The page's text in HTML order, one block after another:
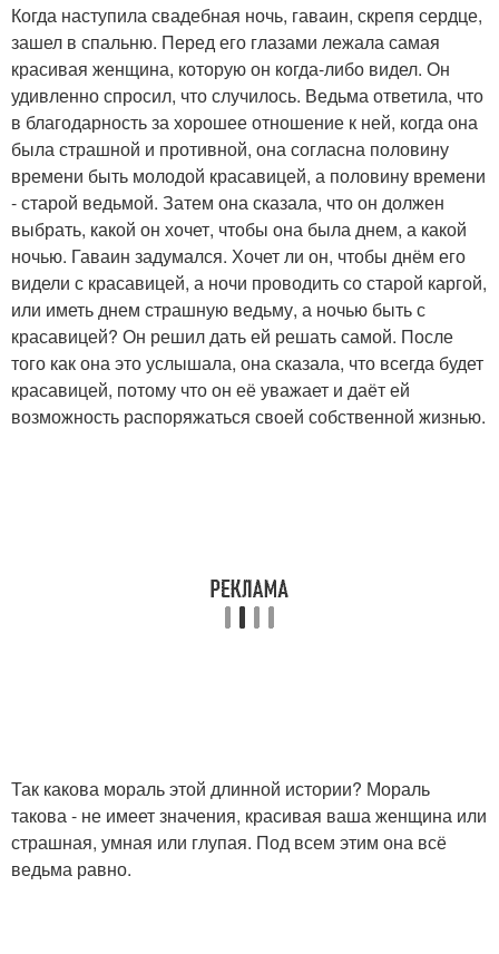
Когда наступила свадебная ночь, гаваин, скрепя сердце,
зашел в спальню. Перед его глазами лежала самая
красивая женщина, которую он когда-либо видел. Он
удивленно спросил, что случилось. Ведьма ответила, что
в благодарность за хорошее отношение к ней, когда она
была страшной и противной, она согласна половину
времени быть молодой красавицей, а половину времени
- старой ведьмой. Затем она сказала, что он должен
выбрать, какой он хочет, чтобы она была днем, а какой
ночью. Гаваин задумался. Хочет ли он, чтобы днём его
видели с красавицей, а ночи проводить со старой каргой,
или иметь днем страшную ведьму, а ночью быть с
красавицей? Он решил дать ей решать самой. После
того как она это услышала, она сказала, что всегда будет
красавицей, потому что он её уважает и даёт ей
возможность распоряжаться своей собственной жизнью.
Так какова мораль этой длинной истории? Мораль
такова - не имеет значения, красивая ваша женщина или
страшная, умная или глупая. Под всем этим она всё
ведьма равно.